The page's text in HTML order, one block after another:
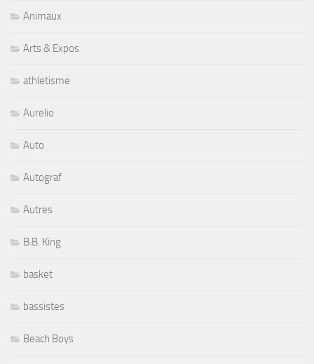
Animaux
Arts & Expos
athletisme
Aurelio
Auto
Autograf
Autres
B.B. King
basket
bassistes
Beach Boys